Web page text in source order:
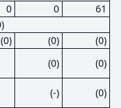
0 0
61
(0) (0)
(0)
(0)
(0)
(-)
(0)